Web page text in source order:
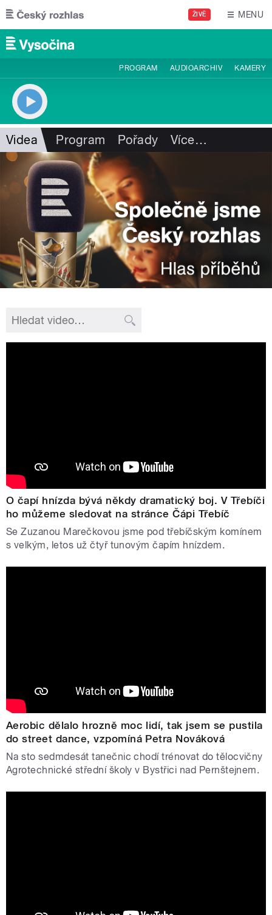
Přejít k hlavnímu obsahu
ŽIVĚ MENU
PROGRAM AUDIOARCHIV KAMERY
Videa Program Pořady Více…
O čapí hnízda bývá někdy dramatický boj. V Třebíči
ho můžeme sledovat na stránce Čápi Třebíč
Se Zuzanou Marečkovou jsme pod třebíčským komínem
s velkým, letos už čtyř tunovým čapím hnízdem.
Aerobic dělalo hrozně moc lidí, tak jsem se pustila
do street dance, vzpomíná Petra Nováková
Na sto sedmdesát tanečnic chodí trénovat do tělocvičny
Agrotechnické střední školy v Bystřici nad Pernštejnem.